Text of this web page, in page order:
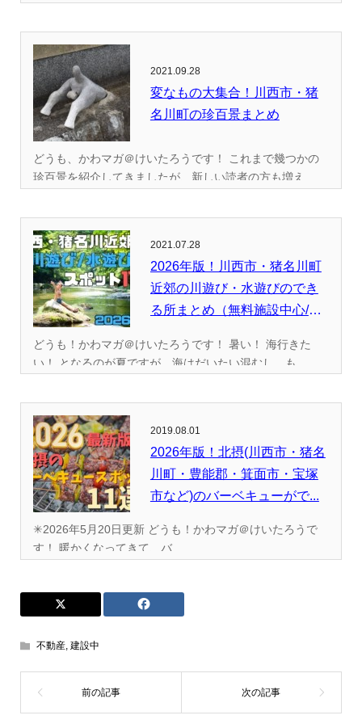
2021.09.28
変なもの大集合！川西市・猪
名川町の珍百景まとめ
どうも、かわマガ＠けいたろうです！ これまで幾つかの
珍百景を紹介してきましたが、新しい読者の方も増え...
2021.07.28
2026年版！川西市・猪名川町
近郊の川遊び・水遊びのでき
る所まとめ（無料施設中心/
どうも！かわマガ＠けいたろうです！ 暑い！ 海行きた
い！ となるのが夏ですが、海はだいたい混むし、も...
2019.08.01
2026年版！北摂(川西市・猪名
川町・豊能郡・箕面市・宝塚
市など)のバーベキューがで...
✳︎2026年5月20日更新 どうも！かわマガ＠けいたろうで
す！ 暖かくなってきて、バ...
不動産, 建設中